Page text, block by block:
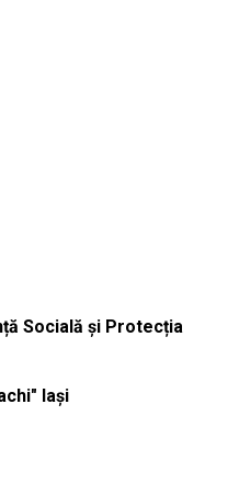
Socială și Protecția
Iași